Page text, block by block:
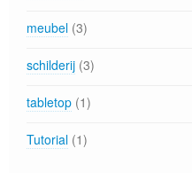
meubel (3)
schilderij (3)
tabletop (1)
Tutorial (1)